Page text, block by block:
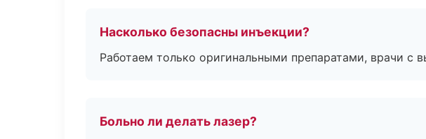
Насколько безопасны инъекции?
Работаем только оригинальными препаратами, врачи
Больно ли делать лазер?